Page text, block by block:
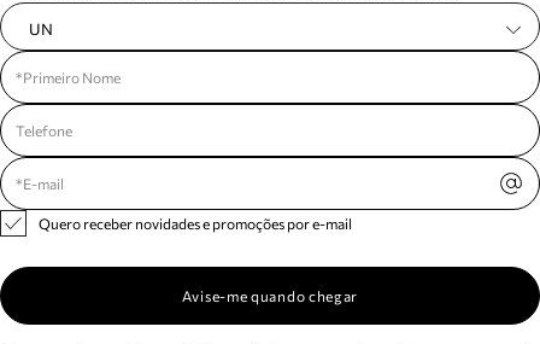
UN
Quero receber novidades e promoções por e-mail
Avise-me quando chegar